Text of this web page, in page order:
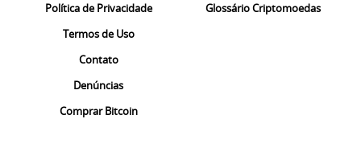
Política de Privacidade
Termos de Uso
Contato
Denúncias
Comprar Bitcoin
Glossário Criptomoedas